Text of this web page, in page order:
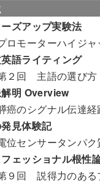
ズアップ実験法
ロモーターハイジ
語ライティング
２回 主語の選び方
明 Overview
癌のシグナル伝達
見体験記
位センサータンパ
ェッショナル根性
９回 説得力のある